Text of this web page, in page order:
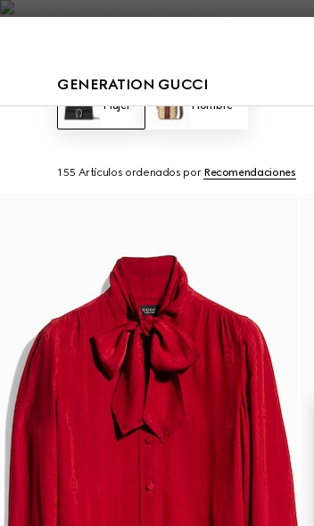
GENERATION GUCCI
Mujer Hombre
155 Artículos ordenados por Recomendaciones